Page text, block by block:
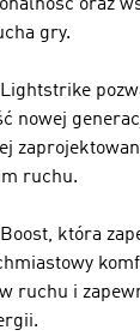
oraz
gry.
Lightstrike
nowej
ruchu.
Boost, która
ruchu i